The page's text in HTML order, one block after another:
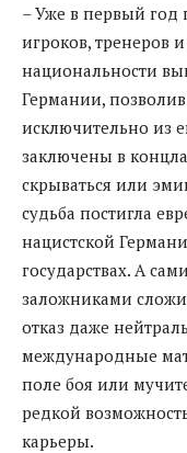
– Уже в первый год
игроков, тренеров
национальности
Германии,
исключительно из
заключены в
скрываться или
судьба постигла
нацистской
государствах. А
заложниками
отказ даже
международные
поле боя или
редкой
карьеры.